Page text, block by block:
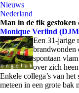
Nieuws
Nederland
Man in de fik gestoken
Monique Verlind
Een 31-jarige
brandwonden
spontaan
over zich
Enkele collega’s van
meteen in een grote bak